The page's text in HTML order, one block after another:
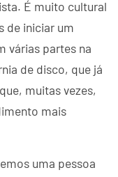
É muito cultural
de iniciar um
várias partes na
de disco, que já
muitas vezes,
mais
uma pessoa